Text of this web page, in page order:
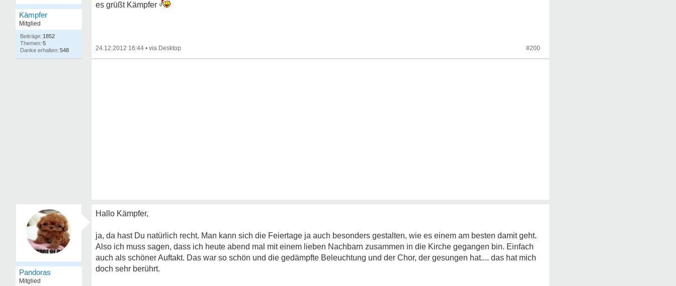
Kämpfer
Mitglied
1852
5
548
es grüßt Kämpfer
24.12.2012 16:44 • #200
Pandoras
Mitglied
Hallo Kämpfer,
ja, da hast Du natürlich recht. Man kann sich die Feiertage ja auch besonders gestalten, wie es einem am besten damit geht.
Also ich muss sagen, dass ich heute abend mal mit einem lieben Nachbarn zusammen in die Kirche gegangen bin. Einfach
auch als schöner Auftakt. Das war so schön und die gedämpfte Beleuchtung und der Chor, der gesungen hat.... das hat mich
doch sehr berührt.